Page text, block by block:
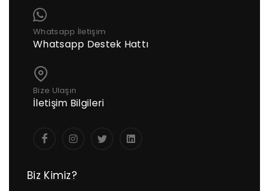
Whatsapp İletişim
Whatsapp Destek Hattı
Bize Ulaşın
İletişim Bilgileri
Biz Kimiz?